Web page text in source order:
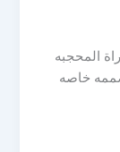
المحجبه
خاصه